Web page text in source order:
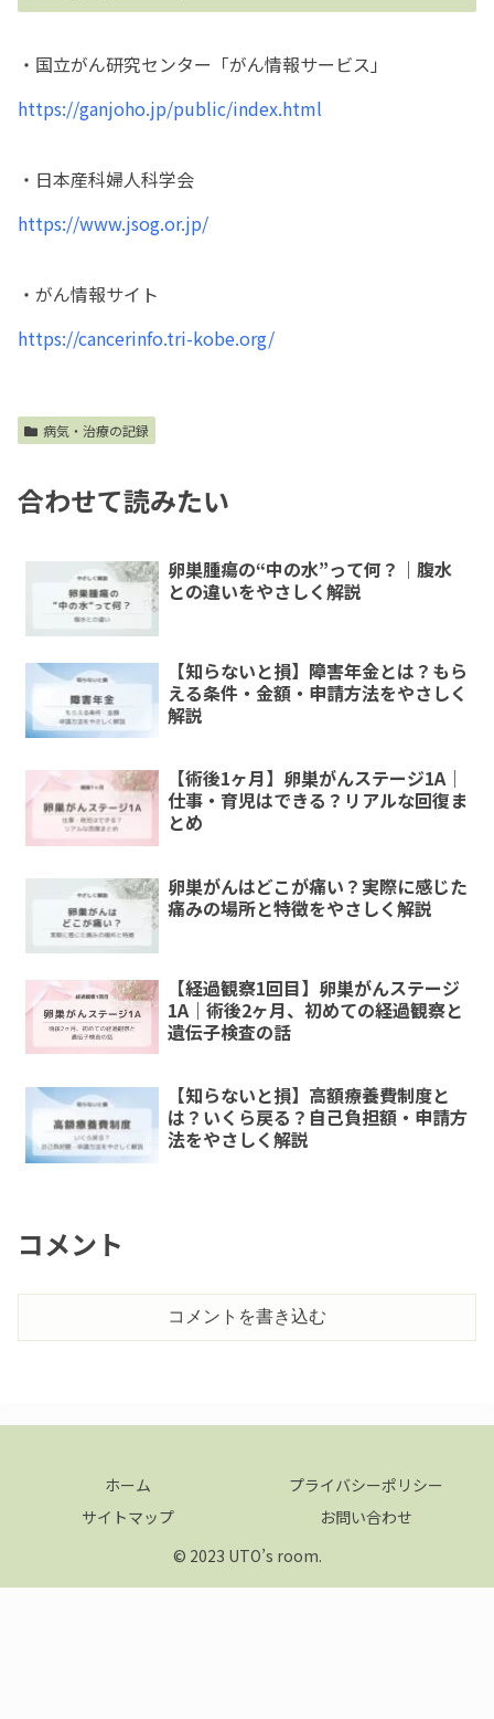
・国立がん研究センター「がん情報サービス」
https://ganjoho.jp/public/index.html
・日本産科婦人科学会
https://www.jsog.or.jp/
・がん情報サイト
https://cancerinfo.tri-kobe.org/
病気・治療の記録
合わせて読みたい
卵巣腫瘍の“中の水”って何？｜腹水
との違いをやさしく解説
【知らないと損】障害年金とは？もら
える条件・金額・申請方法をやさしく
解説
【術後1ヶ月】卵巣がんステージ1A｜
仕事・育児はできる？リアルな回復ま
とめ
卵巣がんはどこが痛い？実際に感じた
痛みの場所と特徴をやさしく解説
【経過観察1回目】卵巣がんステージ
1A｜術後2ヶ月、初めての経過観察と
遺伝子検査の話
【知らないと損】高額療養費制度と
は？いくら戻る？自己負担額・申請方
法をやさしく解説
コメント
コメントを書き込む
ホーム
プライバシーポリシー
サイトマップ
お問い合わせ
© 2023 UTO’s room.